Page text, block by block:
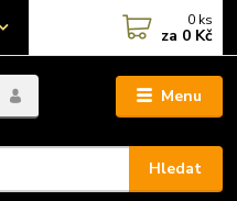
Menu
Hledat
0 ks
za 0 Kč